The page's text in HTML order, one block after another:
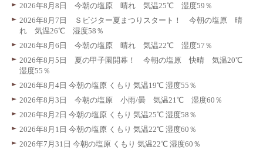
2026年8月8日 今朝の塩原 晴れ 気温25℃ 湿度59％
2026年8月7日 Ｓビジター夏まつりスタート！ 今朝の塩原 晴
れ 気温26℃ 湿度58％
2026年8月6日 今朝の塩原 晴れ 気温22℃ 湿度57％
2026年8月5日 夏の甲子園開幕！ 今朝の塩原 快晴 気温20℃
湿度55％
2026年8月4日 今朝の塩原 くもり 気温19℃ 湿度55％
2026年8月3日 今朝の塩原 小雨/曇 気温21℃ 湿度60％
2026年8月2日 今朝の塩原 くもり 気温25℃ 湿度58％
2026年8月1日 今朝の塩原 くもり 気温22℃ 湿度60％
2026年7月31日 今朝の塩原 くもり 気温22℃ 湿度60％